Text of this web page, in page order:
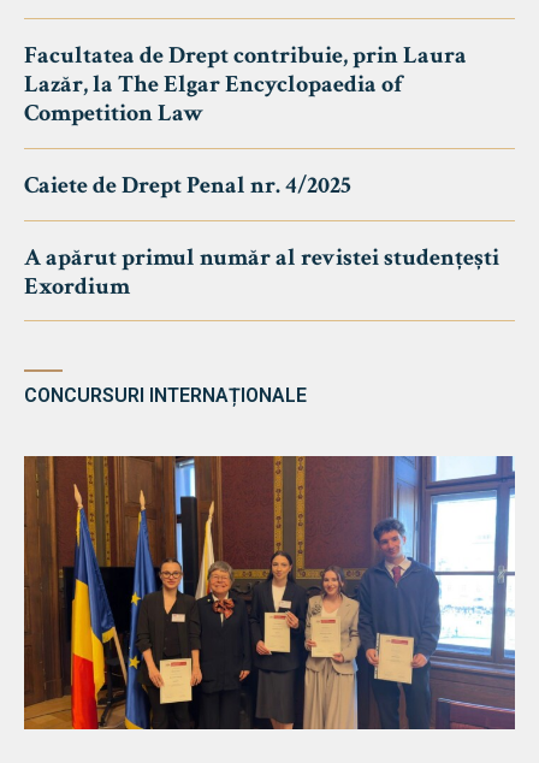
Facultatea de Drept contribuie, prin Laura
Lazăr, la The Elgar Encyclopaedia of
Competition Law
Caiete de Drept Penal nr. 4/2025
A apărut primul număr al revistei studențești
Exordium
CONCURSURI INTERNAȚIONALE